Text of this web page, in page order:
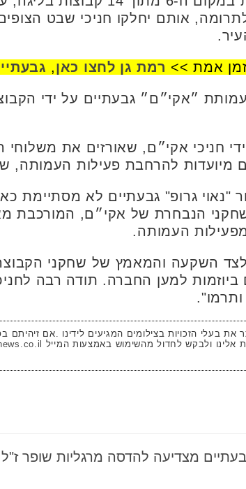
אותם יחלקו חניכי שבט הצופים
אמת >> רמת גן לחצו כאן,
״אקי״ם״ גבעתיים על ידי
חניכי אקי״ם, שאורזים את
מיועדות להרחבת פעילות העמותה,
"נאוי גרופ" גבעתיים לא מסתיימת
שחקני הנבחרת של אקי״ם, המורכבת
העמותה.
השקעה והמאמץ של שחקני
למען החברה. תודה רבה
את בעלי הזכויות בצילומים המגיעים לידינו .אם
אלינו ולבקש לחדול מהשימוש באמצעות המייל
מצדיעה להדסה מרגליות שופר ז"ל